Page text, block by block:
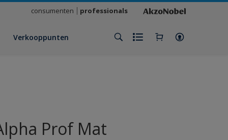
consumenten professionals
Verkooppunten
Prof Mat